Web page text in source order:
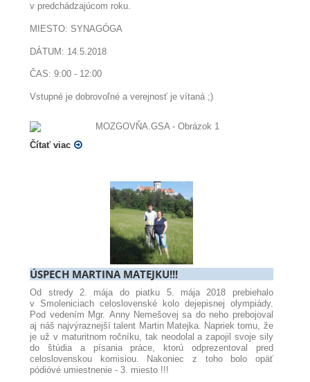
v predchádzajúcom roku.
MIESTO: SYNAGÓGA
DÁTUM: 14.5.2018
ČAS: 9:00 - 12:00
Vstupné je dobrovoľné a verejnosť je vítaná ;)
Čítať viac
ÚSPECH MARTINA MATEJKU!!!
Od stredy 2. mája do piatku 5. mája 2018 prebiehalo
v Smoleniciach celoslovenské kolo dejepisnej olympiády.
Pod vedením Mgr. Anny Nemešovej sa do neho prebojoval
aj náš najvýraznejší talent Martin Matejka. Napriek tomu, že
je už v maturitnom ročníku, tak neodolal a zapojil svoje sily
do štúdia a písania práce, ktorú odprezentoval pred
celoslovenskou komisiou. Nakoniec z toho bolo opäť
pódióvé umiestnenie - 3. miesto !!!